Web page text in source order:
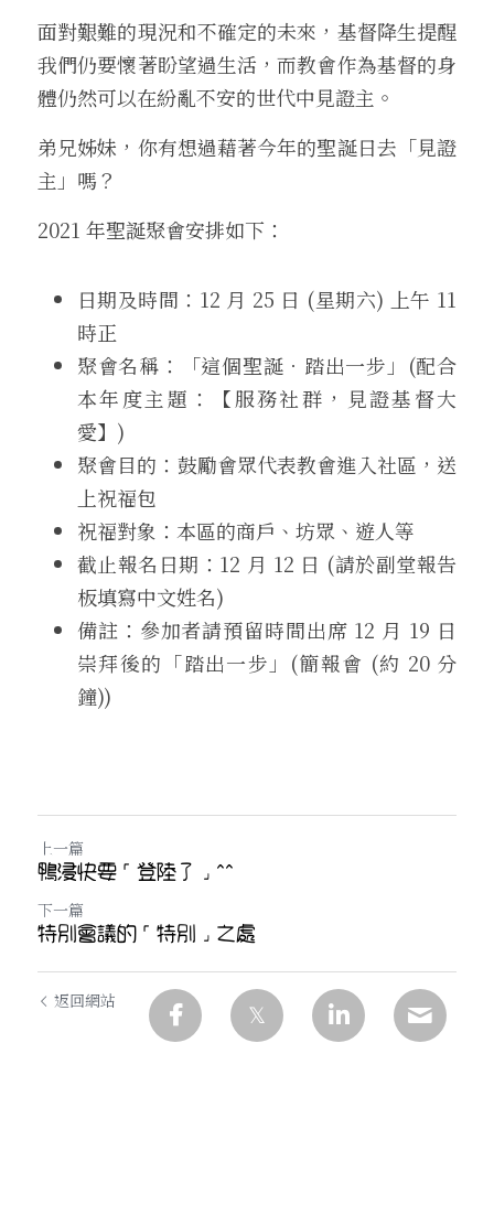
面對艱難的現況和不確定的未來，基督降生提醒
我們仍要懷著盼望過生活，而教會作為基督的身
體仍然可以在紛亂不安的世代中見證主。
弟兄姊妹，你有想過藉著今年的聖誕日去「見證
主」嗎？
2021 年聖誕聚會安排如下：
日期及時間：12 月 25 日 (星期六) 上午 11
時正
聚會名稱：「這個聖誕．踏出一步」(配合
本年度主題：【服務社群，見證基督大
愛】)
聚會目的：鼓勵會眾代表教會進入社區，送
上祝福包
祝福對象：本區的商戶、坊眾、遊人等
截止報名日期：12 月 12 日 (請於副堂報告
板填寫中文姓名)
備註：參加者請預留時間出席 12 月 19 日
崇拜後的「踏出一步」(簡報會 (約 20 分
鐘))
上一篇
鴨浸快要「登陸了」^^
下一篇
特別會議的「特別」之處
返回網站